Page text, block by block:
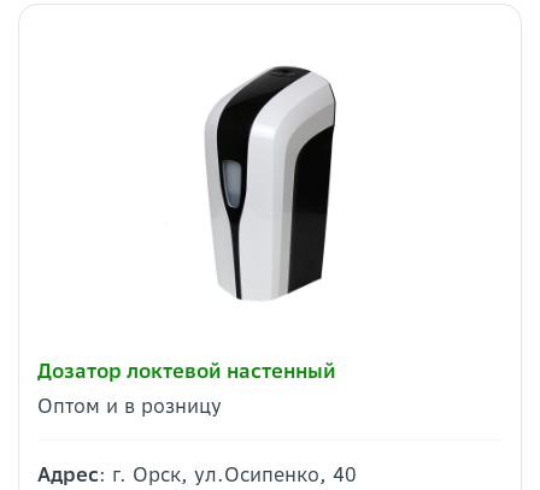
Дозатор локтевой настенный
Оптом и в розницу
Адрес: г. Орск, ул.Осипенко, 40